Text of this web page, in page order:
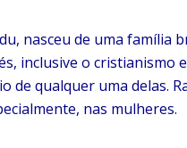
nasceu de uma família
inclusive o cristianismo
de qualquer uma delas.
nas mulheres.